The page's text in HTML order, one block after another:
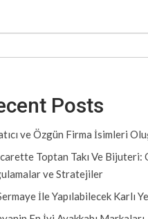
Posts
ve Özgün Firma İsimleri
Toptan Takı Ve Bijuteri:
ve Stratejiler
İle Yapılabilecek Karlı